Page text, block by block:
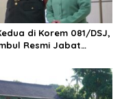
di Korem 081/DSJ,
Resmi Jabat